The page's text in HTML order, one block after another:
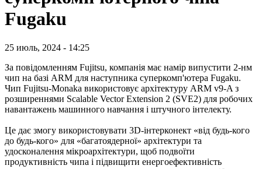
Fugaku
25 июль, 2024 - 14:25
За повідомленням Fujitsu, компанія має намір випустити 2-нм
чип на базі ARM для наступника суперкомп'ютера Fugaku.
Чип Fujitsu-Monaka використовує архітектуру ARM v9-A з
розширеннями Scalable Vector Extension 2 (SVE2) для робочих
навантажень машинного навчання і штучного інтелекту.
Це дає змогу використовувати 3D-інтерконект «від будь-кого
до будь-кого» для «багатоядерної» архітектури та
удосконалення мікроархітектури, щоб подвоїти
продуктивність чипа і підвищити енергоефективність